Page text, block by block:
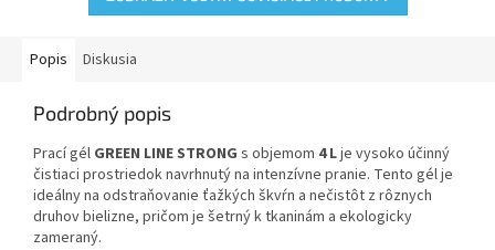
Popis Diskusia
Podrobný popis
Prací gél GREEN LINE STRONG s objemom 4 Lje vysoko účinný
čistiaci prostriedok navrhnutý na intenzívne pranie. Tento gél je
ideálny na odstraňovanie ťažkých škvŕn a nečistôt z rôznych
druhov bielizne, pričom je šetrný k tkaninám a ekologicky
zameraný.